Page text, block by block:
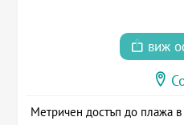
виж
Метричен достъп до плажа